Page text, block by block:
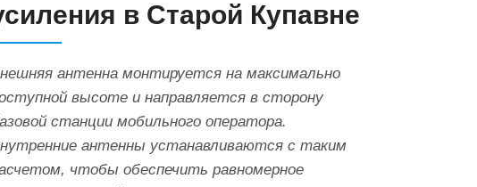
в Старой Купавне
антенна монтируется на максимально
высоте и направляется в сторону
станции мобильного оператора.
антенны устанавливаются с таким
чтобы обеспечить равномерное